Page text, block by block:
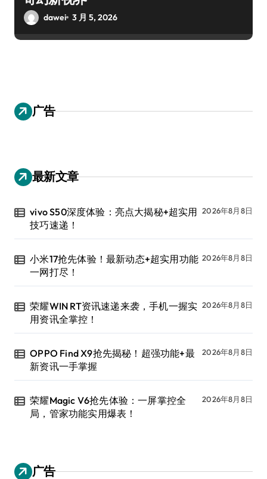
dawei 3 月 5, 2026
广告
最新文章
vivo S50深度体验：亮点大揭秘+超实用
技巧速递！
2026年8月8日
小米17抢先体验！最新动态+超实用功能
一网打尽！
2026年8月8日
荣耀WIN RT资讯速递来袭，手机一握实
用资讯全掌控！
2026年8月8日
OPPO Find X9抢先揭秘！超强功能+最
新资讯一手掌握
2026年8月8日
荣耀Magic V6抢先体验：一屏掌控全
局，管家功能实用爆表！
2026年8月8日
广告